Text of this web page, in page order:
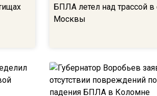
БПЛА летел над трассой в
Москвы